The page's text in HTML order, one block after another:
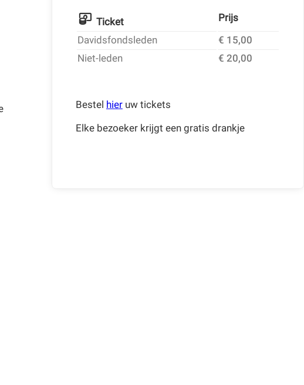
Ticket
Prijs
Davidsfondsleden
€ 15,00
Niet-leden
€ 20,00
Bestel hieruw tickets
Elke bezoeker krijgt een gratis drankje